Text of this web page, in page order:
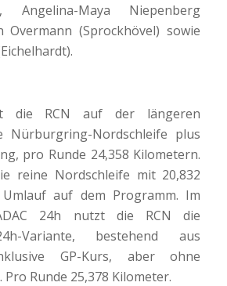
Angelina-Maya Niepenberg
Overmann (Sprockhövel) sowie
die RCN auf der längeren
Nürburgring-Nordschleife plus
pro Runde 24,358 Kilometern.
reine Nordschleife mit 20,832
auf dem Programm. Im
24h nutzt die RCN die
Variante, bestehend aus
GP-Kurs, aber ohne
Pro Runde 25,378 Kilometer.